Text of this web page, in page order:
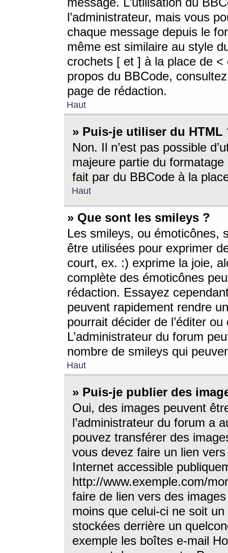
l’administrateur, mais vous
chaque message depuis le
même est similaire au style
crochets [ et ] à la place de <
propos du BBCode,
page de rédaction.
Haut
» Puis-je utiliser du HTML
Non. Il n’est pas possible
majeure partie du
fait par du BBCode à la
Haut
» Que sont les smileys ?
Les smileys, ou émoticônes,
être utilisées pour exprimer
court, ex. :) exprime la joie,
complète des émoticônes
rédaction. Essayez
peuvent rapidement rendre
pourrait décider de l’éditer
L’administrateur du forum
nombre de smileys qui
Haut
» Puis-je publier des
Oui, des images peuvent
l’administrateur du forum a
pouvez transférer des
vous devez faire un lien
Internet accessible
http://www.exemple.com/
faire de lien vers des
moins que celui-ci ne soit
stockées derrière un
exemple les boîtes e-mail